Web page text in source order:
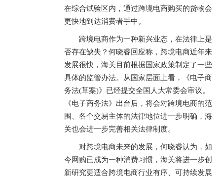
在综合试验区内，通过跨境电商购买的货物会
更快地到达消费者手中。
跨境电商作为一种新兴业态，在法律上是
否存在缺失？何晓睿回应称，跨境电商近年来
发展很快，海关目前根据国家政策制定了一些
具体的监管办法。从国家层面上看，《电子商
务法(草案)》已经提交全国人大常委会审议。
《电子商务法》出台后，将会对跨境电商的范
围、各个交易主体的法律地位进一步明确，海
关也会进一步完善相关法律制度。
对跨境电商未来的发展，何晓睿认为，如
今网购已成为一种消费习惯，海关将进一步创
新研究更适合跨境电商行业有序、可持续发展